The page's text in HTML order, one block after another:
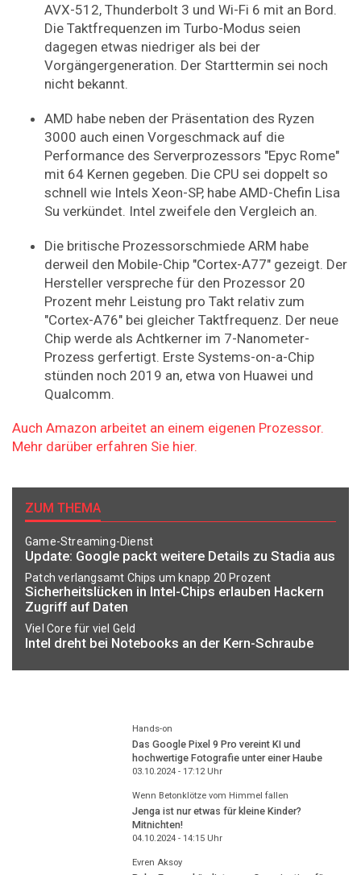
AVX-512, Thunderbolt 3 und Wi-Fi 6 mit an Bord.
Die Taktfrequenzen im Turbo-Modus seien
dagegen etwas niedriger als bei der
Vorgängergeneration. Der Starttermin sei noch
nicht bekannt.
AMD habe neben der Präsentation des Ryzen
3000 auch einen Vorgeschmack auf die
Performance des Serverprozessors "Epyc Rome"
mit 64 Kernen gegeben. Die CPU sei doppelt so
schnell wie Intels Xeon-SP, habe AMD-Chefin Lisa
Su verkündet. Intel zweifele den Vergleich an.
Die britische Prozessorschmiede ARM habe
derweil den Mobile-Chip "Cortex-A77" gezeigt. Der
Hersteller verspreche für den Prozessor 20
Prozent mehr Leistung pro Takt relativ zum
"Cortex-A76" bei gleicher Taktfrequenz. Der neue
Chip werde als Achtkerner im 7-Nanometer-
Prozess gerfertigt. Erste Systems-on-a-Chip
stünden noch 2019 an, etwa von Huawei und
Qualcomm.
Auch Amazon arbeitet an einem eigenen Prozessor.
Mehr darüber erfahren Sie hier.
ZUM THEMA
Game-Streaming-Dienst
Update: Google packt weitere Details zu Stadia aus
Patch verlangsamt Chips um knapp 20 Prozent
Sicherheitslücken in Intel-Chips erlauben Hackern
Zugriff auf Daten
Viel Core für viel Geld
Intel dreht bei Notebooks an der Kern-Schraube
Hands-on
Das Google Pixel 9 Pro vereint KI und
hochwertige Fotografie unter einer Haube
03.10.2024 - 17:12Uhr
Wenn Betonklötze vom Himmel fallen
Jenga ist nur etwas für kleine Kinder?
Mitnichten!
04.10.2024 - 14:15Uhr
Evren Aksoy